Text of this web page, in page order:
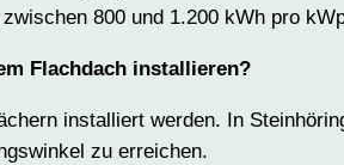
800 und 1.200 kWh pro
Flachdach installieren?
installiert werden. In
zu erreichen.